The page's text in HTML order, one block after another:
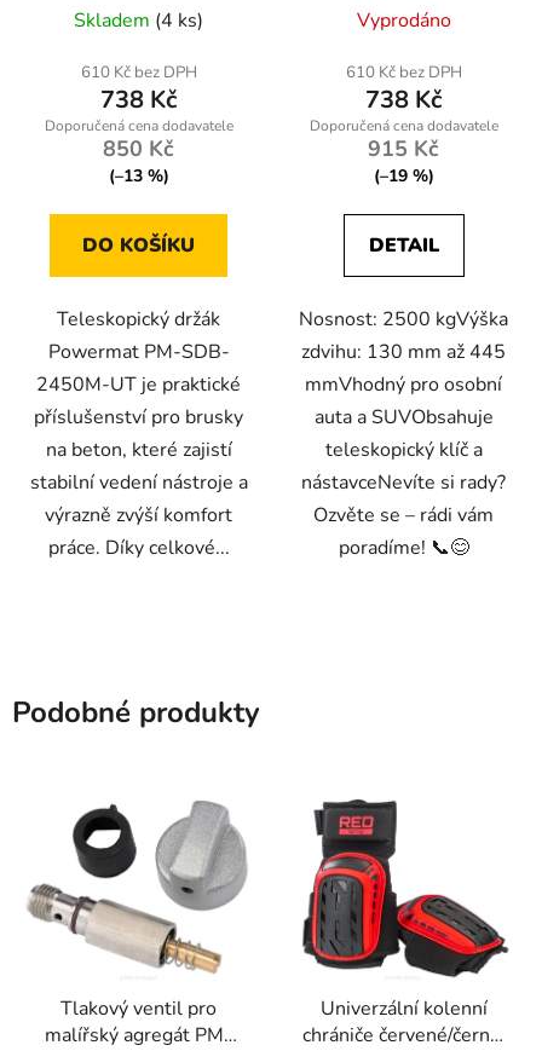
Skladem (4 ks)
610 Kč bez DPH
738 Kč
850 Kč
(–13 %)
DO KOŠÍKU
Teleskopický držák
Powermat PM-SDB-
2450M-UT je praktické
příslušenství pro brusky
na beton, které zajistí
stabilní vedení nástroje a
výrazně zvýší komfort
práce. Díky celkové...
hodnocení
produktu
je
5,0
z
Vyprodáno
610 Kč bez DPH
738 Kč
915 Kč
(–19 %)
DETAIL
Nosnost: 2500 kgVýška
zdvihu: 130 mm až 445
mmVhodný pro osobní
auta a SUVObsahuje
teleskopický klíč a
nástavceNevíte si rady?
Ozvěte se – rádi vám
poradíme! 📞😊
Podobné produkty
Tlakový ventil pro
malířský agregát PM-
Univerzální kolenní
chrániče červené/černé,